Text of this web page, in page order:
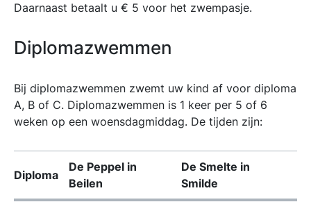
Daarnaast betaalt u € 5 voor het zwempasje.
Diplomazwemmen
Bij diplomazwemmen zwemt uw kind af voor diploma
A, B of C. Diplomazwemmen is 1 keer per 5 of 6
weken op een woensdagmiddag. De tijden zijn:
Diploma
De Peppel in
Beilen
De Smelte in
Smilde